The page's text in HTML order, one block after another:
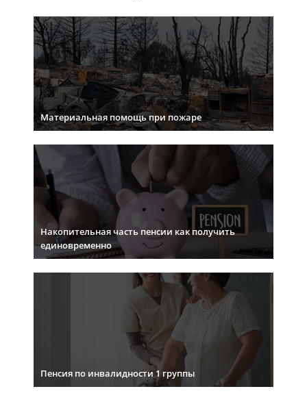
Материальная помощь при пожаре
Накопительная часть пенсии как получить
единовременно
Пенсия по инвалидности 1 группы